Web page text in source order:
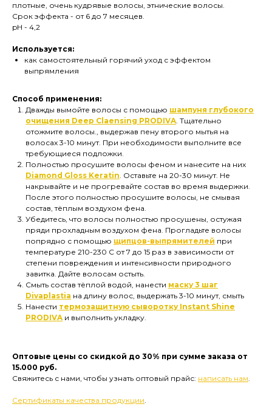
плотные, очень кудрявые волосы, этнические волосы.
Срок эффекта - от 6 до 7 месяцев.
pH - 4,2
Используется:
как самостоятельный горячий уход с эффектом
выпрямления
Способ применения:
Дважды вымойте волосы с помощью шампуня глубокого
очищения Deep Claensing PRODIVA. Тщательно
отожмите волосы., выдержав пену второго мытья на
волосах 3-10 минут. При необходимости выполните все
требующиеся подложки.
Полностью просушите волосы феном и нанесите на них
Diamond Gloss Keratin. Оставьте на 20-30 минут. Не
накрывайте и не прогревайте состав во время выдержки.
После этого полностью просушите волосы, не смывая
состав, тёплым воздухом фена.
Убедитесь, что волосы полностью просушены, остужая
пряди прохладным воздухом фена. Прогладьте волосы
попрядно с помощью щипцов-выпрямителей при
температуре 210-230 С от 7 до 15 раз в зависимости от
степени повреждения и интенсивности природного
завитка. Дайте волосам остыть.
Смыть состав тёплой водой, нанести маску 3 шаг
Divaplastia на длину волос, выдержать 3-10 минут, смыть
Нанести термозащитную сыворотку Instant Shine
PRODIVAи выполнить укладку.
Оптовые цены со скидкой до 30% при сумме заказа от
15.000 руб.
Свяжитесь с нами, чтобы узнать оптовый прайс: написать нам.
Сертификаты качества продукции.